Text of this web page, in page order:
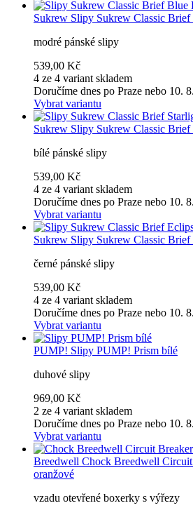
Sukrew Slipy Sukrew Classic
modré pánské slipy
539,00 Kč
4 ze 4 variant skladem
Doručíme dnes po Praze nebo 10.
Vybrat variantu
Sukrew Slipy Sukrew Classic Brief
bílé pánské slipy
539,00 Kč
4 ze 4 variant skladem
Doručíme dnes po Praze nebo 10.
Vybrat variantu
Sukrew Slipy Sukrew Classic Brief
černé pánské slipy
539,00 Kč
4 ze 4 variant skladem
Doručíme dnes po Praze nebo 10.
Vybrat variantu
PUMP! Slipy PUMP! Prism bílé
duhové slipy
969,00 Kč
2 ze 4 variant skladem
Doručíme dnes po Praze nebo 10.
Vybrat variantu
Breedwell Chock Breedwell
oranžové
vzadu otevřené boxerky s výřezy